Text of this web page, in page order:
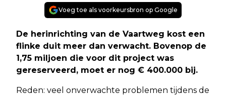
Voeg toe als voorkeursbron op Google
De herinrichting van de Vaartweg kost een
flinke duit meer dan verwacht. Bovenop de
1,75 miljoen die voor dit project was
gereserveerd, moet er nog € 400.000 bij.
Reden: veel onverwachte problemen tijdens de